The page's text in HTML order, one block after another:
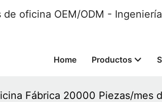
oficina OEM/ODM -
Home Productos
Fábrica 20000 Piezas/mes